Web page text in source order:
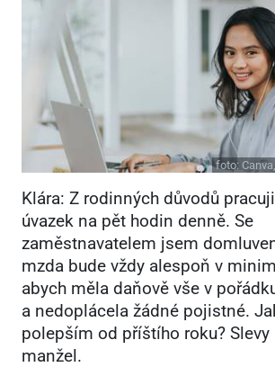
foto:
Klára: Z rodinných důvodů
úvazek na pět hodin denně. Se
zaměstnavatelem jsem
mzda bude vždy alespoň v
abych měla daňově vše v
a nedoplácela žádné pojistné.
polepším od příštího roku? Slevy
manžel.